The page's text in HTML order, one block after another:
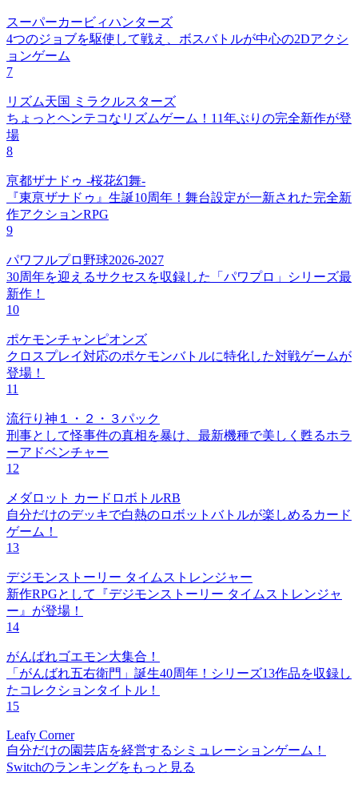
スーパーカービィハンターズ
4つのジョブを駆使して戦え、ボスバトルが中心の2Dアクシ
ョンゲーム
7
リズム天国 ミラクルスターズ
ちょっとヘンテコなリズムゲーム！11年ぶりの完全新作が登
場
8
亰都ザナドゥ -桜花幻舞-
『東亰ザナドゥ』生誕10周年！舞台設定が一新された完全新
作アクションRPG
9
パワフルプロ野球2026-2027
30周年を迎えるサクセスを収録した「パワプロ」シリーズ最
新作！
10
ポケモンチャンピオンズ
クロスプレイ対応のポケモンバトルに特化した対戦ゲームが
登場！
11
流行り神１・２・３パック
刑事として怪事件の真相を暴け、最新機種で美しく甦るホラ
ーアドベンチャー
12
メダロット カードロボトルRB
自分だけのデッキで白熱のロボットバトルが楽しめるカード
ゲーム！
13
デジモンストーリー タイムストレンジャー
新作RPGとして『デジモンストーリー タイムストレンジャ
ー』が登場！
14
がんばれゴエモン大集合！
「がんばれ五右衛門」誕生40周年！シリーズ13作品を収録し
たコレクションタイトル！
15
Leafy Corner
自分だけの園芸店を経営するシミュレーションゲーム！
Switchのランキングをもっと見る